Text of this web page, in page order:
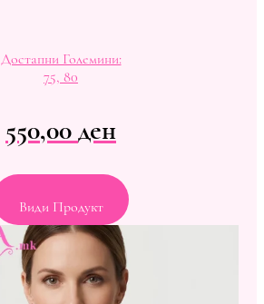
Достапни Големини:
75, 80
550,00ден
Види Продукт